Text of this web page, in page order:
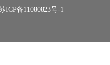
ICP备11080823号-1